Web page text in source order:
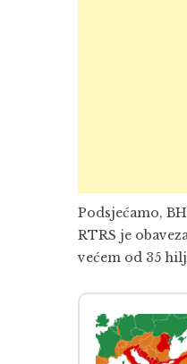
Podsjećamo,
RTRS je
većem od 35